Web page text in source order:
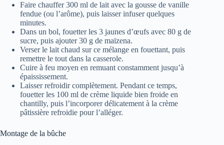
Faire chauffer 300 ml de lait avec la gousse de vanille
fendue (ou l’arôme), puis laisser infuser quelques
minutes.
Dans un bol, fouetter les 3 jaunes d’œufs avec 80 g de
sucre, puis ajouter 30 g de maïzena.
Verser le lait chaud sur ce mélange en fouettant, puis
remettre le tout dans la casserole.
Cuire à feu moyen en remuant constamment jusqu’à
épaississement.
Laisser refroidir complètement. Pendant ce temps,
fouetter les 100 ml de crème liquide bien froide en
chantilly, puis l’incorporer délicatement à la crème
pâtissière refroidie pour l’alléger.
Montage de la bûche